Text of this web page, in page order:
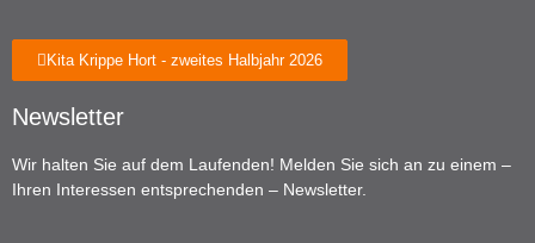
Kita Krippe Hort - zweites Halbjahr 2026
Newsletter
Wir halten Sie auf dem Laufenden! Melden Sie sich an zu einem –
Ihren Interessen entsprechenden – Newsletter.